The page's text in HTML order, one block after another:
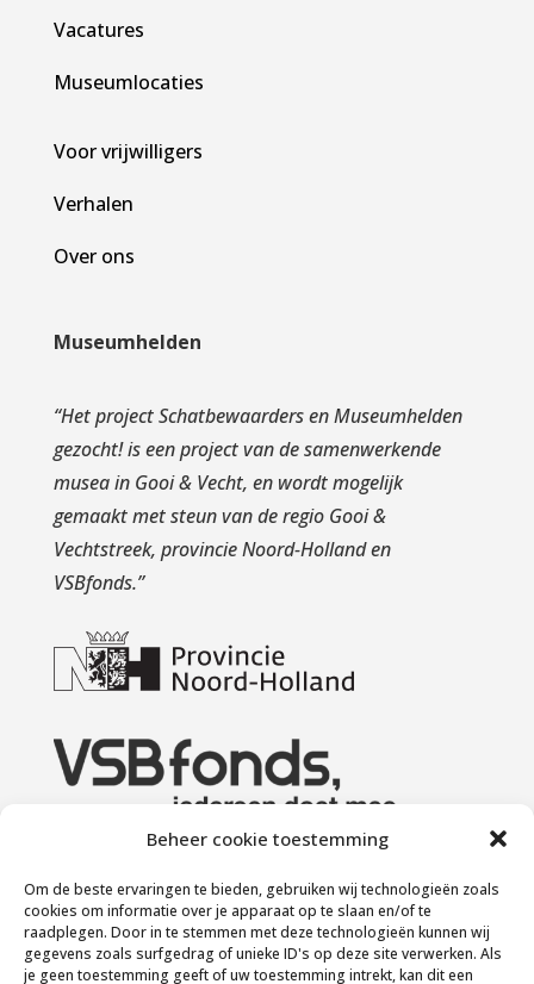
Beheer cookie toestemming
Om de beste ervaringen te bieden, gebruiken wij technologieën zoals
cookies om informatie over je apparaat op te slaan en/of te
raadplegen. Door in te stemmen met deze technologieën kunnen wij
gegevens zoals surfgedrag of unieke ID's op deze site verwerken. Als
je geen toestemming geeft of uw toestemming intrekt, kan dit een
Vacatures
Museumlocaties
Voor vrijwilligers
Verhalen
Over ons
Museumhelden
“Het project Schatbewaarders en Museumhelden
gezocht! is een project van de samenwerkende
musea in Gooi & Vecht, en wordt mogelijk
gemaakt met steun van de regio Gooi &
Vechtstreek, provincie Noord-Holland en
VSBfonds.”